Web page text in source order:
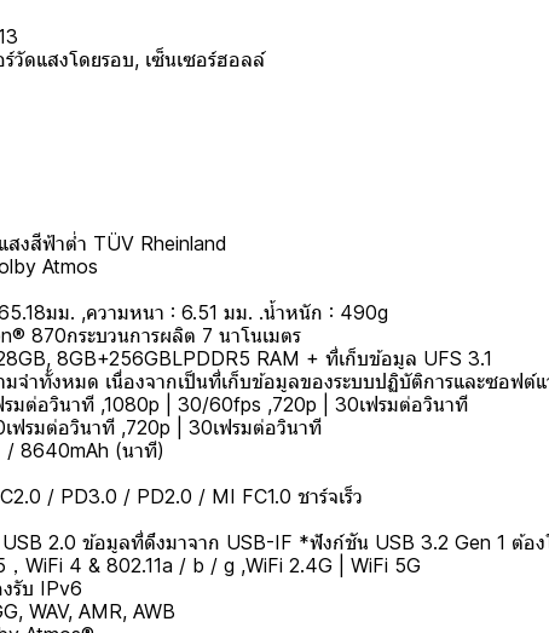
ร์วัดแสงโดยรอบ, เซ็นเซอร์ฮอลล์
สงสีฟ้าต่ำ TÜV Rheinland
Atmos
มม. ,ความหนา : 6.51 มม. .น้ำหนัก : 490g
870กระบวนการผลิต 7 นาโนเมตร
8GB+256GBLPDDR5 RAM + ที่เก็บข้อมูล UFS 3.1
จำทั้งหมด เนื่องจากเป็นที่เก็บข้อมูลของระบบปฏิบัติการและซอฟต์
มต่อวินาที ,1080p | 30/60fps ,720p | 30เฟรมต่อวินาที
ฟรมต่อวินาที ,720p | 30เฟรมต่อวินาที
/ 8640mAh (นาที)
/ PD3.0 / PD2.0 / MI FC1.0 ชาร์จเร็ว
2.0 ข้อมูลที่ดึงมาจาก USB-IF *ฟังก์ชัน USB 3.2 Gen 1 ต้อ
WiFi 4 & 802.11a / b / g ,WiFi 2.4G | WiFi 5G
รับ IPv6
WAV, AMR, AWB